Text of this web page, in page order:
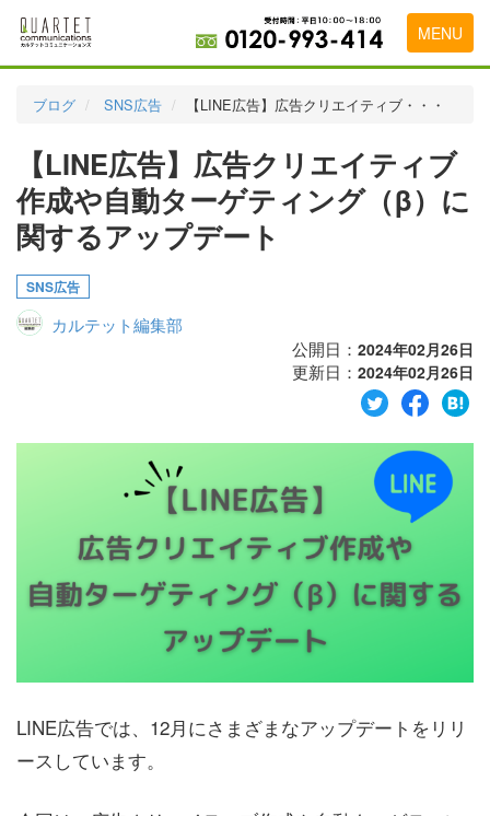
MENU
実績・お客様の声
初めて導入をお考えの方
広告代理店・HP制作会社様へ
お問い合わせ
ブログ SNS広告 【LINE広告】広告クリエイティブ・・・
【LINE広告】広告クリエイティブ
作成や自動ターゲティング（β）に
関するアップデート
SNS広告
カルテット編集部
公開日： 2024年02月26日
更新日： 2024年02月26日
LINE広告では、12月にさまざまなアップデートをリリ
ースしています。